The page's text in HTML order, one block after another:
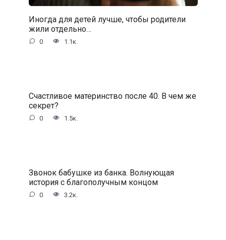
Иногда для детей лучше, чтобы родители
жили отдельно…
0 1.1к.
Счастливое материнство после 40. В чем же
секрет?
0 1.5к.
Звонок бабушке из банка. Волнующая
история с благополучным концом
0 3.2к.